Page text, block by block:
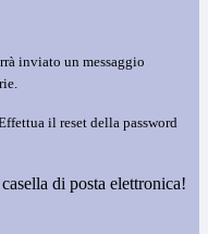
inviato un messaggio
il reset della password
di posta elettronica!